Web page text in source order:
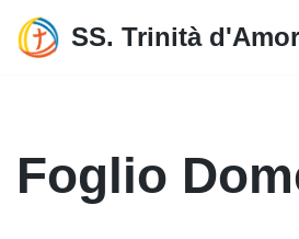
Vai
SS. Trinità
Foglio